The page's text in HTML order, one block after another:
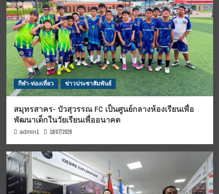
กีฬา-ท่องเที่ยว ข่าวประชาสัมพันธ์
สมุทรสาคร- บัวสุวรรณ FC เป็นศูนย์กลางห้องเรียนเพื่อ
พัฒนาเด็กในวัยเรียนเพื่ออนาคต
admin1 18/07/2026